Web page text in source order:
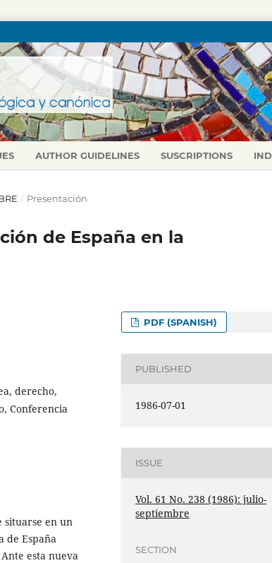
AUTHOR GUIDELINES SUSCRIPTIONS
/ Presentación
de España en la
derecho,
Conferencia
situarse en un
de España
esta nueva
PDF (SPANISH)
PUBLISHED
1986-07-01
ISSUE
Vol. 61 No. 238 (1986): julio-
septiembre
SECTION